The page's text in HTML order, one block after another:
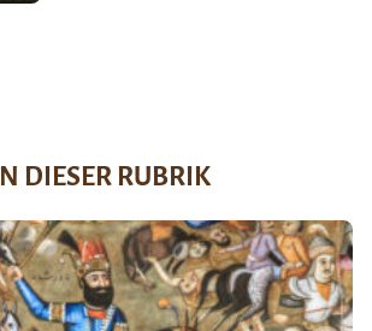
DIESER RUBRIK